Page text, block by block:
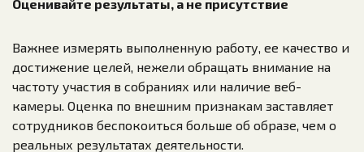
Оценивайте результаты, а не присутствие
Важнее измерять выполненную работу, ее качество и
достижение целей, нежели обращать внимание на
частоту участия в собраниях или наличие веб-
камеры. Оценка по внешним признакам заставляет
сотрудников беспокоиться больше об образе, чем о
реальных результатах деятельности.